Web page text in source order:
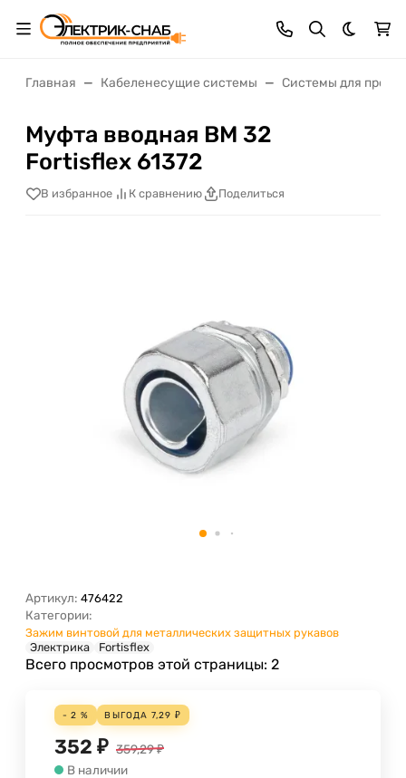
Темная
Главная Кабеленесущие системы Системы для
Муфта вводная ВМ 32
Fortisflex 61372
В избранное К сравнению Поделиться
Артикул: 476422
Категории:
Зажим винтовой для металлических защитных рукавов
Электрика
Fortisflex
Всего просмотров этой страницы: 2
- 2 % ВЫГОДА 7,29 ₽
352 ₽ 359,29₽
В наличии